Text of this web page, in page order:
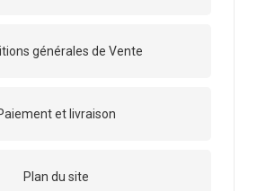
générales de Vente
et livraison
Plan du site